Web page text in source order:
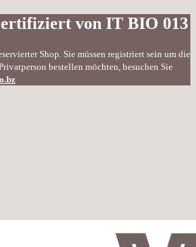
von IT BIO 013
Shop. Sie müssen registriert sein um die
bestellen möchten, besuchen Sie